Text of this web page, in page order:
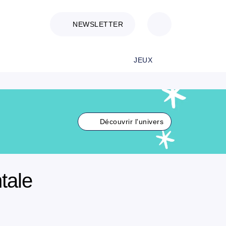
NEWSLETTER
JEUX
Découvrir l'univers